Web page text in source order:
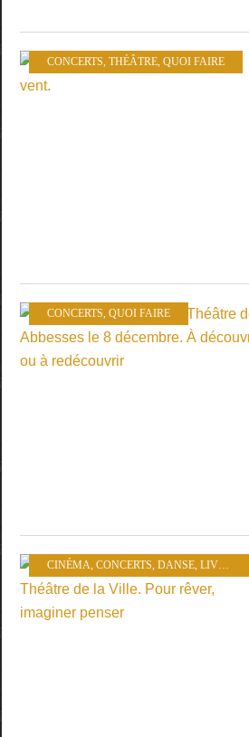
CONCERTS THÉÂTRE QUOI FAIRE
CONCERTS QUOI FAIRE
CINÉMA CONCERTS DANSE LIVRES